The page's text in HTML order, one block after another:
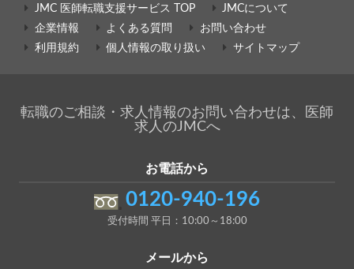
JMC 医師転職支援サービス TOP
JMCについて
企業情報
よくある質問
お問い合わせ
利用規約
個人情報の取り扱い サイトマップ
転職のご相談・求人情報のお問い合わせは、医師
求人のJMCへ
お電話から
0120-940-196
受付時間 平日：10:00～18:00
メールから